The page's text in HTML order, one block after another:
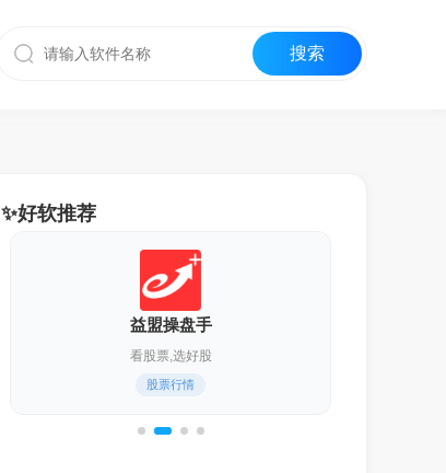
✨好软推荐
迅雷17
化繁为简,更轻快！
通用下载器